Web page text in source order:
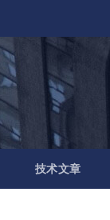
技术文章